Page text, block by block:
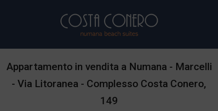
Appartamento in vendita a Numana - Marcelli
- Via Litoranea - Complesso Costa Conero,
149